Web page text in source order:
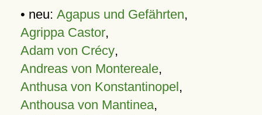
• neu: Agapus und Gefährten,
Agrippa Castor,
Adam von Crécy,
Andreas von Montereale,
Anthusa von Konstantinopel,
Anthousa von Mantinea,